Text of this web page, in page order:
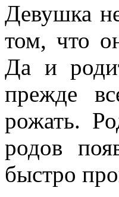
Девушка
том, что
Да и
прежде
рожать.
родов
быстро